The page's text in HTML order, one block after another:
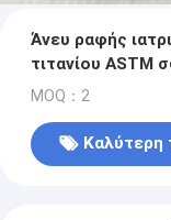
Άνευ ραφής
τιτανίου ASTM
MOQ：2
Καλύτερη